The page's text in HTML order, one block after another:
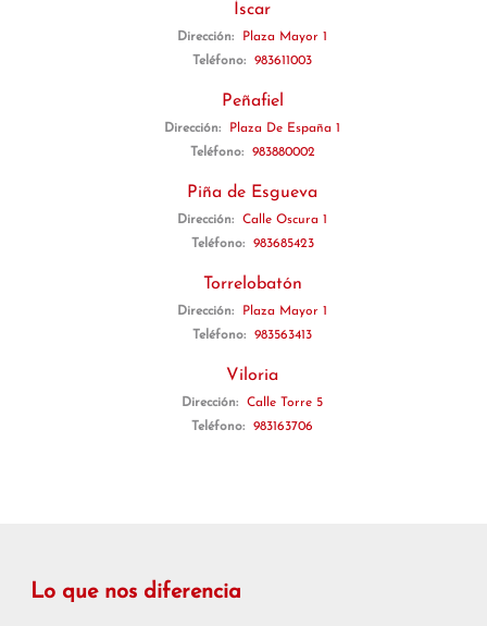
Íscar
Dirección:
Plaza Mayor 1
Teléfono:
983611003
Peñafiel
Dirección:
Plaza De España 1
Teléfono:
983880002
Piña de Esgueva
Dirección:
Calle Oscura 1
Teléfono:
983685423
Torrelobatón
Dirección:
Plaza Mayor 1
Teléfono:
983563413
Viloria
Dirección:
Calle Torre 5
Teléfono:
983163706
Lo que nos diferencia